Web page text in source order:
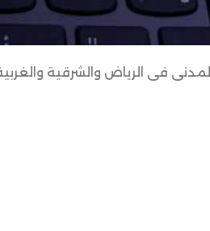
المدنى فى الرياض والشرقية